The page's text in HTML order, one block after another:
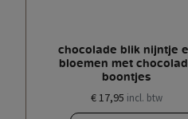
chocolade blik nijntje
bloemen met
boontjes
€ 17,95 incl. btw